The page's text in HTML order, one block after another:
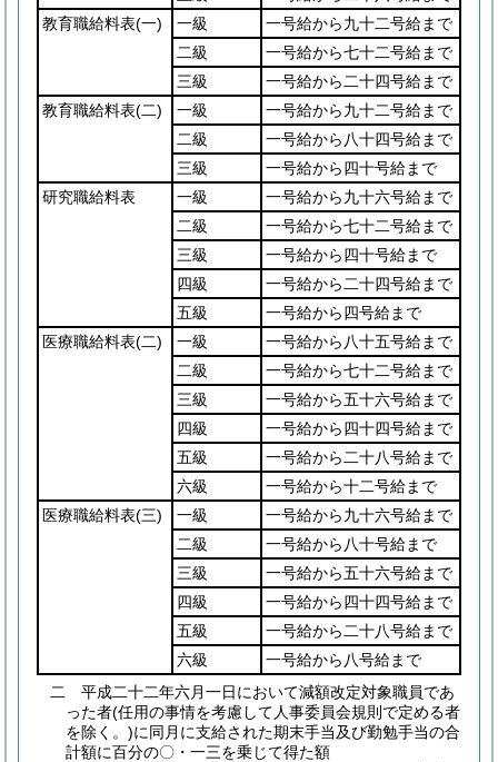
教育職給料表(一) 一級
一号給から九十二号給まで
二級
一号給から七十二号給まで
三級
一号給から二十四号給まで
教育職給料表(二) 一級
一号給から九十二号給まで
二級
一号給から八十四号給まで
三級
一号給から四十号給まで
研究職給料表
一級
一号給から九十六号給まで
二級
一号給から七十二号給まで
三級
一号給から四十号給まで
四級
一号給から二十四号給まで
五級
一号給から四号給まで
医療職給料表(二) 一級
一号給から八十五号給まで
二級
一号給から七十二号給まで
三級
一号給から五十六号給まで
四級
一号給から四十四号給まで
五級
一号給から二十八号給まで
六級
一号給から十二号給まで
医療職給料表(三) 一級
一号給から九十六号給まで
二級
一号給から八十号給まで
三級
一号給から五十六号給まで
四級
一号給から四十四号給まで
五級
一号給から二十八号給まで
六級
一号給から八号給まで
二
平成二十二年六月一日において減額改定対象職員であ
った者(任用の事情を考慮して人事委員会規則で定める者
を除く。)に同月に支給された期末手当及び勤勉手当の合
計額に百分の〇・一三を乗じて得た額